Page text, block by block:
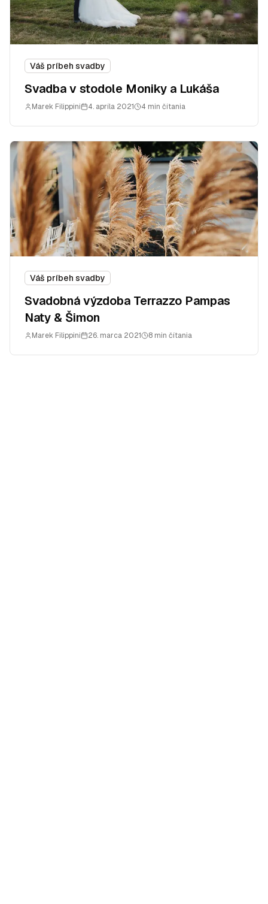
Váš príbeh svadby
Svadba v stodole Moniky a Lukáša
Marek Filippini 4. apríla 2021 4 min čítania
Váš príbeh svadby
Svadobná výzdoba Terrazzo Pampas
Naty & Šimon
Marek Filippini 26. marca 2021 8 min čítania